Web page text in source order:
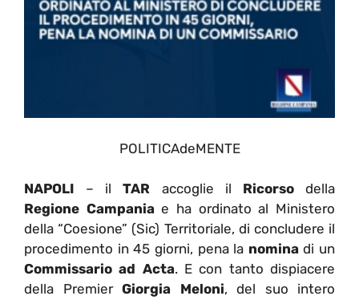
POLITICAdeMENTE
NAPOLI – ilTAR accoglie il Ricorsodella
Regione Campaniae ha ordinato al Ministero
della “Coesione” (Sic) Territoriale, di concludere il
procedimento in 45 giorni, pena la nominadi un
Commissario ad Acta. E con tanto dispiacere
della Premier Giorgia Meloni, del suo intero